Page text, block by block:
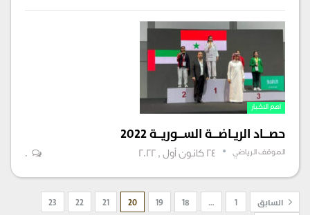
اهم الاخبار
حصــــاد الريــاضــــة الســــوريـــة 2022
الموقف الرياضي 24 كانون أول , 2022 0
السابق 18
19
20
21
22
23